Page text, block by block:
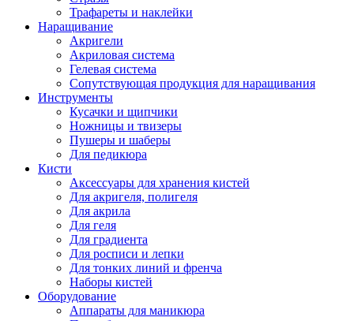
Трафареты и наклейки
Наращивание
Акригели
Акриловая система
Гелевая система
Сопутствующая продукция для наращивания
Инструменты
Кусачки и щипчики
Ножницы и твизеры
Пушеры и шаберы
Для педикюра
Кисти
Аксессуары для хранения кистей
Для акригеля, полигеля
Для акрила
Для геля
Для градиента
Для росписи и лепки
Для тонких линий и френча
Наборы кистей
Оборудование
Аппараты для маникюра